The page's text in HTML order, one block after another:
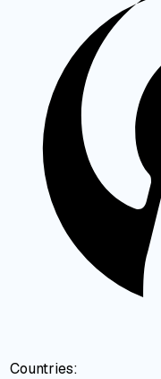
Countries: